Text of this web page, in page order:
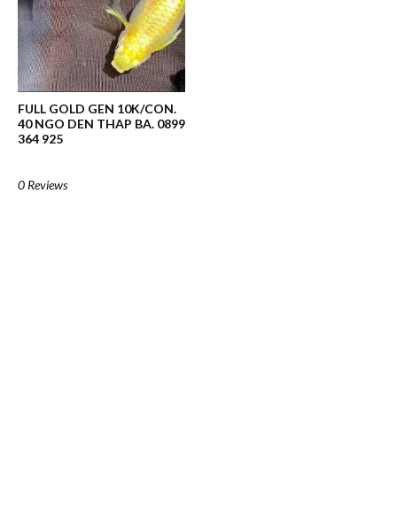
FULL GOLD GEN 10K/CON.
40 NGO DEN THAP BA. 0899
364 925
0 Reviews